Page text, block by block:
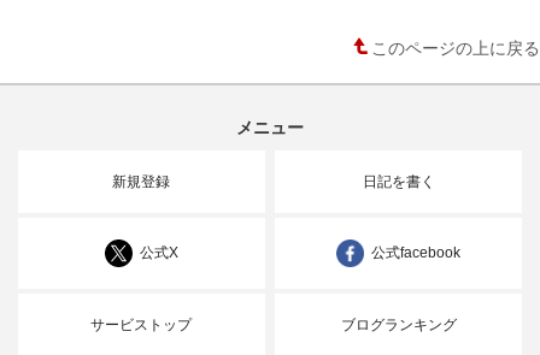
このページの上に戻る
メニュー
新規登録 日記を書く
公式X 公式facebook
サービストップ ブログランキング